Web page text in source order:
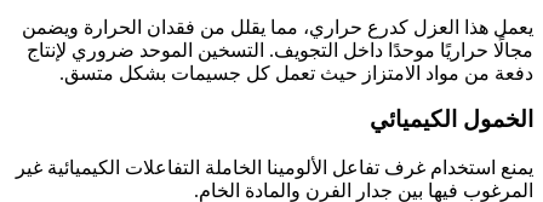
يعمل هذا العزل كدرع حراري، مما يقلل من فقدان الحرارة ويضمن
مجالًا حراريًا موحدًا داخل التجويف. التسخين الموحد ضروري لإنتاج
دفعة من مواد الامتزاز حيث تعمل كل جسيمات بشكل متسق.
الخمول الكيميائي
يمنع استخدام غرف تفاعل الألومينا الخاملة التفاعلات الكيميائية غير
المرغوب فيها بين جدار الفرن والمادة الخام.